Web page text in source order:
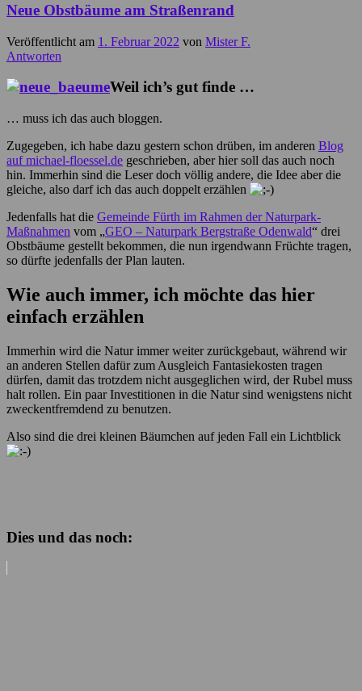
Neue Obstbäume am Straßenrand
Veröffentlicht am 1. Februar 2022 von Mister F.
Antworten
Weil ich’s gut finde …
… muss ich das auch bloggen.
Zugegeben, ich habe dazu gestern schon drüben, im anderen Blog
auf michael-floessel.de geschrieben, aber hier soll das auch noch
hin. Immerhin sind die Leser doch völlig andere, die Idee aber die
gleiche, also darf ich das auch doppelt erzählen
Jedenfalls hat die Gemeinde Fürth im Rahmen der Naturpark-
Maßnahmen vom „GEO – Naturpark Bergstraße Odenwald“ drei
Obstbäume gestellt bekommen, die nun irgendwann Früchte tragen,
so dürfte jedenfalls der Plan lauten.
Wie auch immer, ich möchte das hier
einfach erzählen
Immerhin wird die Natur immer weiter zurückgebaut, während wir
an anderen Stellen dafür zum Ausgleich Fantasiekosten tragen
dürfen, damit das trotzdem nicht ausgeglichen wird, der Rubel muss
halt rollen. Ein paar Investitionen in die Natur sind wenigstens nicht
zweckentfremdend zu benutzen.
Also sind die drei kleinen Bäumchen auf jeden Fall ein Lichtblick
Dies und das noch: